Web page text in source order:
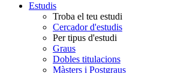
Estudis
Troba el teu estudi
Cercador d'estudis
Per tipus d'estudi
Graus
Dobles titulacions
Màsters i Postgraus